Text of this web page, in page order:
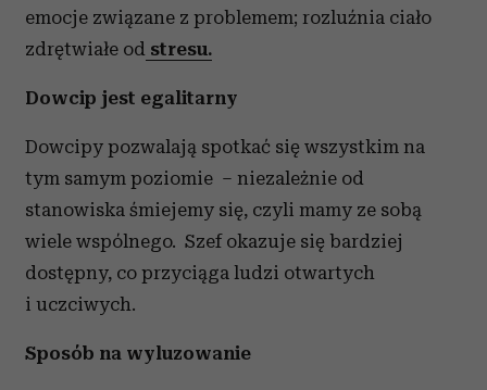
emocje związane z problemem; rozluźnia ciało
zdrętwiałe od stresu.
Dowcip jest egalitarny
Dowcipy pozwalają spotkać się wszystkim na
tym samym poziomie – niezależnie od
stanowiska śmiejemy się, czyli mamy ze sobą
wiele wspólnego. Szef okazuje się bardziej
dostępny, co przyciąga ludzi otwartych
i uczciwych.
Sposób na wyluzowanie